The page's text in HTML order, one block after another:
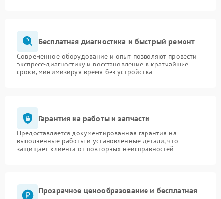
Бесплатная диагностика и быстрый ремонт
Современное оборудование и опыт позволяют провести
экспресс-диагностику и восстановление в кратчайшие
сроки, минимизируя время без устройства
Гарантия на работы и запчасти
Предоставляется документированная гарантия на
выполненные работы и установленные детали, что
защищает клиента от повторных неисправностей
Прозрачное ценообразование и бесплатная